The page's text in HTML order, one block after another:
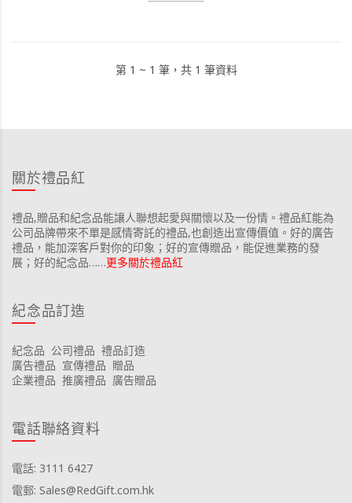
第 1 ~ 1 筆，共 1 筆資料
關於禮品紅
禮品,贈品和紀念品能讓人聯想起愛與關懷以及一份情。禮品紅能為
公司品牌帶來不單是感情寄託的禮品,也創造出宣傳價值。好的廣告
禮品，能加深客戶對你的印象；好的宣傳贈品，能促進業務的發
展；好的紀念品……更多關於禮品紅
紀念品訂造
紀念品 公司禮品 禮品訂造
廣告禮品 宣傳禮品 贈品
企業禮品 推廣禮品 廣告贈品
電話聯絡資料
電話: 3111 6427
電郵: Sales@RedGift.com.hk